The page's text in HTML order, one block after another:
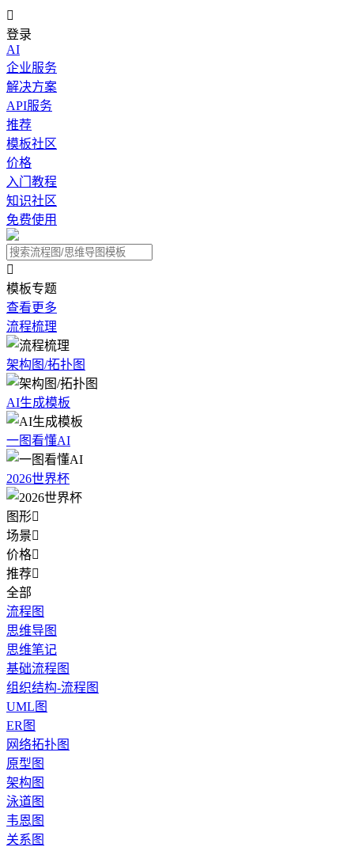

登录
AI
企业服务
解决方案
API服务
推荐
模板社区
价格
入门教程
知识社区
免费使用

模板专题
查看更多
流程梳理
架构图/拓扑图
AI生成模板
一图看懂AI
2026世界杯
图形
场景
价格
推荐
全部
流程图
思维导图
思维笔记
基础流程图
组织结构-流程图
UML图
ER图
网络拓扑图
原型图
架构图
泳道图
韦恩图
关系图